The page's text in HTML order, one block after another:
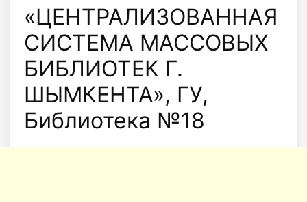
«ЦЕНТРАЛИЗОВАННАЯ
СИСТЕМА МАССОВЫХ
БИБЛИОТЕК Г.
ШЫМКЕНТА», ГУ,
Библиотека №18